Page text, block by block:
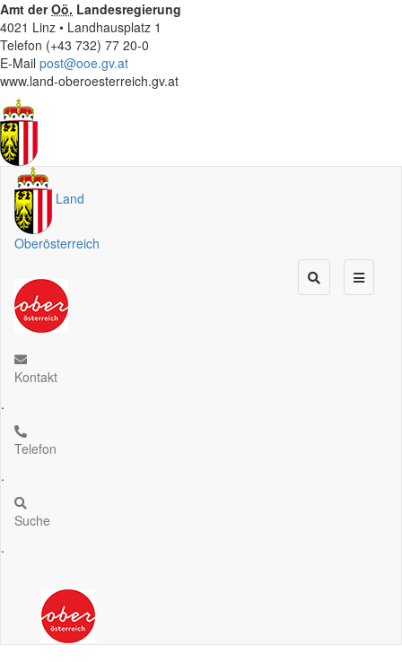
Amt derOö. Landesregierung
4021 Linz • Landhausplatz 1
Telefon (+43 732) 77 20-0
E-Mail post@ooe.gv.at
www.land-oberoesterreich.gv.at
Land
Oberösterreich
Kontakt
.
Telefon
.
Suche
.